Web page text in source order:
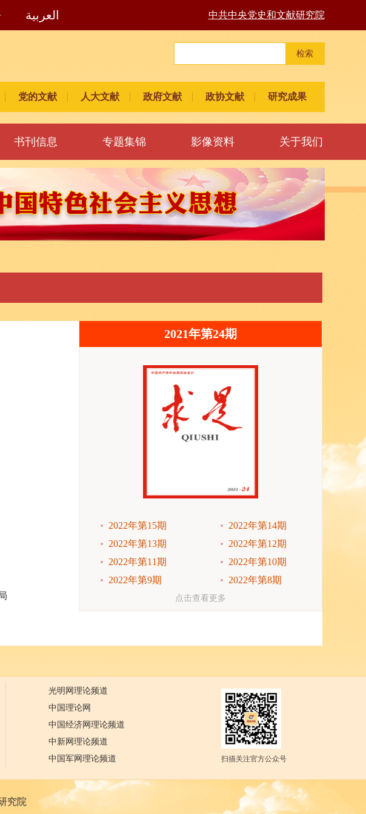
العربية 中共中央党史和文献研究院
检索
党的文献 人大文献 政府文献 政协文献 研究成果
书刊信息 专题集锦 影像资料 关于我们
2021年第24期
2022年第15期
2022年第14期
2022年第13期
2022年第12期
2022年第11期
2022年第10期
2022年第9期
2022年第8期
2021年第20期
点击查看更多
光明网理论频道
中国理论网
中国经济网理论频道
中新网理论频道
中国军网理论频道
扫描关注官方公众号
究院